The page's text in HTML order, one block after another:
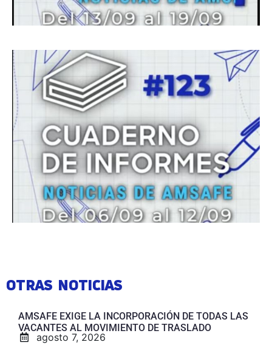
OTRAS NOTICIAS
AMSAFE EXIGE LA INCORPORACIÓN DE TODAS LAS
VACANTES AL MOVIMIENTO DE TRASLADO
agosto 7, 2026